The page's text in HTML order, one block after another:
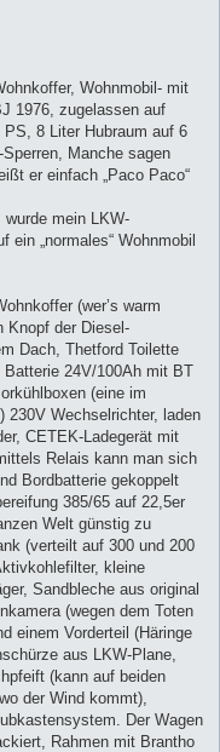
Wohnmobil- mit
1976, zugelassen auf
8 Liter Hubraum auf 6
Manche sagen
er einfach „Paco Paco“
mein LKW-
ein „normales“ Wohnmobil
(wer’s warm
Knopf der Diesel-
Dach, Thetford Toilette
24V/100Ah mit BT
(eine im
230V Wechselrichter, laden
CETEK-Ladegerät mit
Relais kann man sich
Bordbatterie gekoppelt
385/65 auf 22,5er
Welt günstig zu
(verteilt auf 300 und 200
kleine
Sandbleche aus original
(wegen dem Toten
einem Vorderteil (Häringe
aus LKW-Plane,
(kann auf beiden
der Wind kommt),
Der Wagen
Rahmen mit Brantho